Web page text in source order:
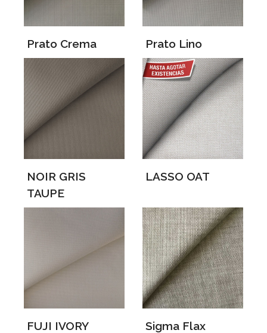
Prato Crema Prato Lino
NOIR GRIS
TAUPE
LASSO OAT
FUJI IVORY Sigma Flax